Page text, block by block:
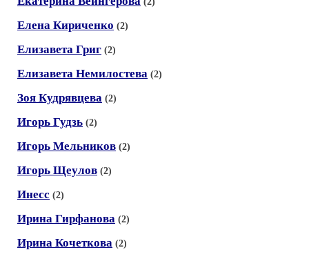
Елена Кириченко (2)
Елизавета Григ (2)
Елизавета Немилостева (2)
Зоя Кудрявцева (2)
Игорь Гудзь (2)
Игорь Мельников (2)
Игорь Щеулов (2)
Инесс (2)
Ирина Гирфанова (2)
Ирина Кочеткова (2)